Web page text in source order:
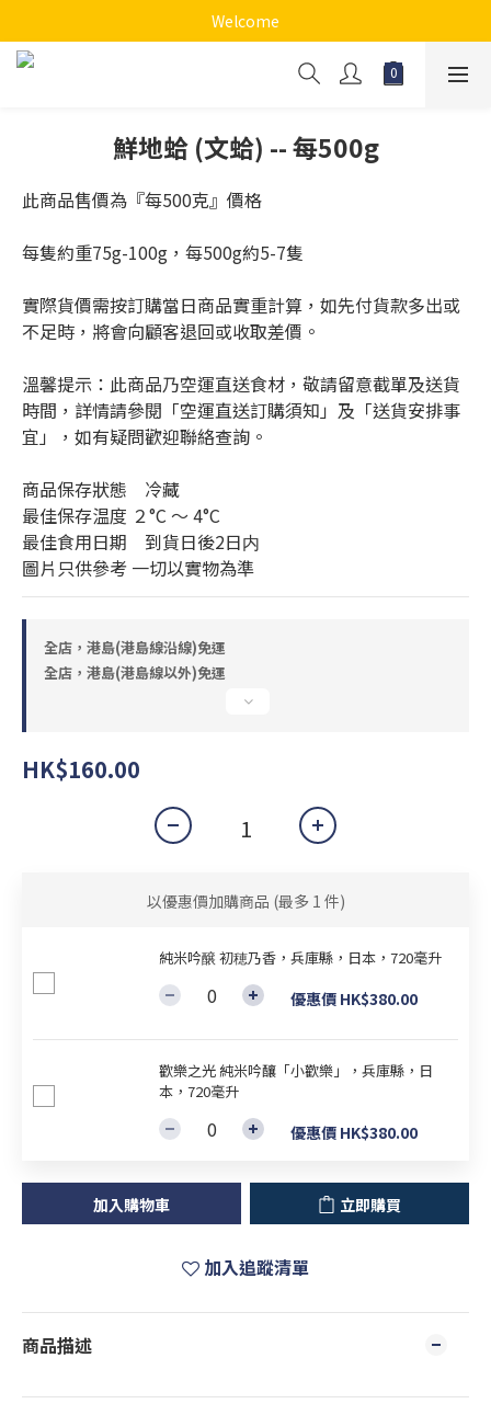
Welcome
鮮地蛤 (文蛤) -- 每500g
此商品售價為『每500克』價格
每隻約重75g-100g，每500g約5-7隻
實際貨價需按訂購當日商品實重計算，如先付貨款多出或
不足時，將會向顧客退回或收取差價。
溫馨提示：此商品乃空運直送食材，敬請留意截單及送貨
時間，詳情請參閱「空運直送訂購須知」及「送貨安排事
宜」，如有疑問歡迎聯絡查詢。
商品保存狀態　冷藏
最佳保存温度 ２°C 〜 4°C
最佳食用日期　到貨日後2日内
圖片只供參考 一切以實物為準
全店，港島(港島線沿線)免運
全店，港島(港島線以外)免運
HK$160.00
以優惠價加購商品 (最多 1 件)
純米吟醸 初穂乃香，兵庫縣，日本，720毫升
優惠價 HK$380.00
歡樂之光 純米吟釀「小歡樂」，兵庫縣，日
本，720毫升
優惠價 HK$380.00
加入購物車 立即購買
加入追蹤清單
商品描述